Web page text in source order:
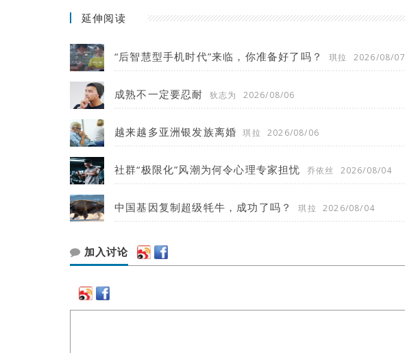
延伸阅读
“后智慧型手机时代”来临，你准备好了吗？ 琪拉 2026/08/07
成熟不一定要忍耐 狄志为 2026/08/06
越来越多亚洲银发族离婚 琪拉 2026/08/06
社群“极限化”风潮为何令心理专家担忧 乔依丝 2026/08/04
中国基因复制超级牦牛，成功了吗？ 琪拉 2026/08/04
加入讨论